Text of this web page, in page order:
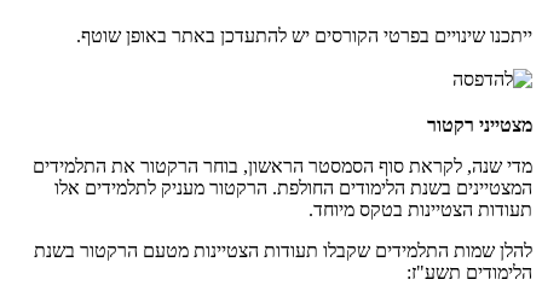
ייתכנו שינויים בפרטי הקורסים יש להתעדכן באתר באופן שוטף.
מצטייני רקטור
מדי שנה, לקראת סוף הסמסטר הראשון, בוחר הרקטור את התלמידים
המצטיינים בשנת הלימודים החולפת. הרקטור מעניק לתלמידים אלו
תעודות הצטיינות בטקס מיוחד.
להלן שמות התלמידים שקבלו תעודות הצטיינות מטעם הרקטור בשנת
הלימודים תשע"ז: